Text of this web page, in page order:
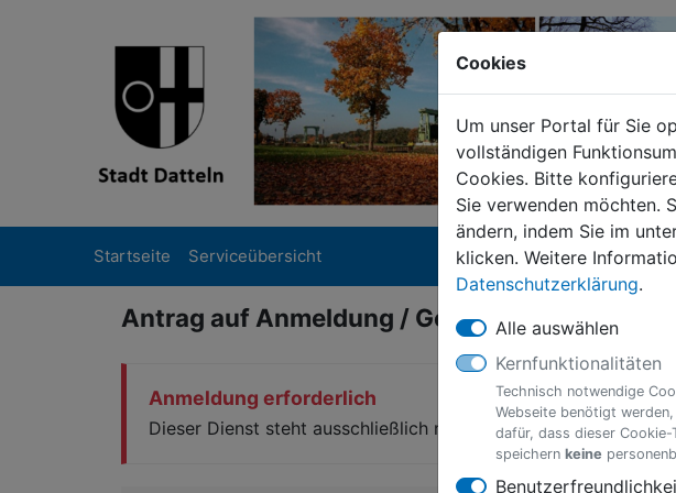
Cookies
Um unser Portal für Sie
vollständigen
Cookies. Bitte
Sie verwenden möchten.
ändern, indem Sie im
klicken. Weitere
Datenschutzerklärung.
Alle auswählen
Kernfunktionalitäten
Technisch notwendige
Webseite benötigt
dafür, dass dieser
speichern keine
Startseite Serviceübersicht
Antrag auf Anmeldung / Genehmigung von
Anmeldung erforderlich
Dieser Dienst steht ausschließlich natürlichen Personen zur